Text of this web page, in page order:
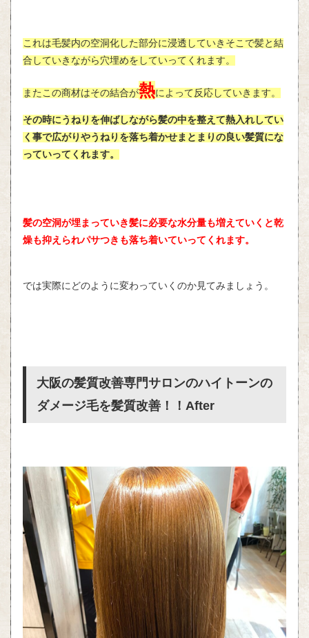
これは毛髪内の空洞化した部分に浸透していきそこで髪と結
合していきながら穴埋めをしていってくれます。
またこの商材はその結合が熱によって反応していきます。
その時にうねりを伸ばしながら髪の中を整えて熱入れしてい
く事で広がりやうねりを落ち着かせまとまりの良い髪質にな
っていってくれます。
髪の空洞が埋まっていき髪に必要な水分量も増えていくと乾
燥も抑えられパサつきも落ち着いていってくれます。
では実際にどのように変わっていくのか見てみましょう。
大阪の髪質改善専門サロンのハイトーンの
ダメージ毛を髪質改善！！After